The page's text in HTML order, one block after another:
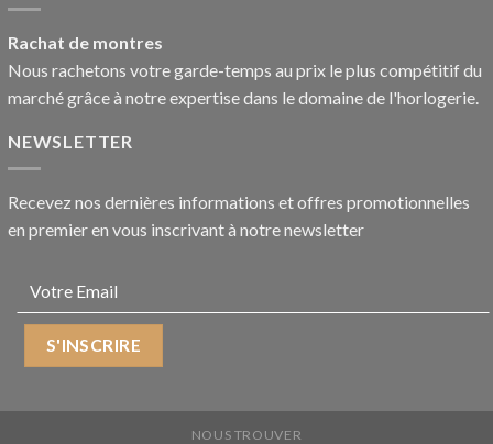
Rachat de montres
Nous rachetons votre garde-temps au prix le plus compétitif du
marché grâce à notre expertise dans le domaine de l'horlogerie.
NEWSLETTER
Recevez nos dernières informations et offres promotionnelles
en premier en vous inscrivant à notre newsletter
NOUS TROUVER